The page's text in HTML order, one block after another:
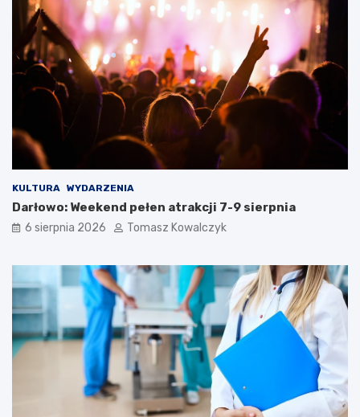
KULTURA WYDARZENIA
Darłowo: Weekend pełen atrakcji 7-9 sierpnia
6 sierpnia 2026 Tomasz Kowalczyk